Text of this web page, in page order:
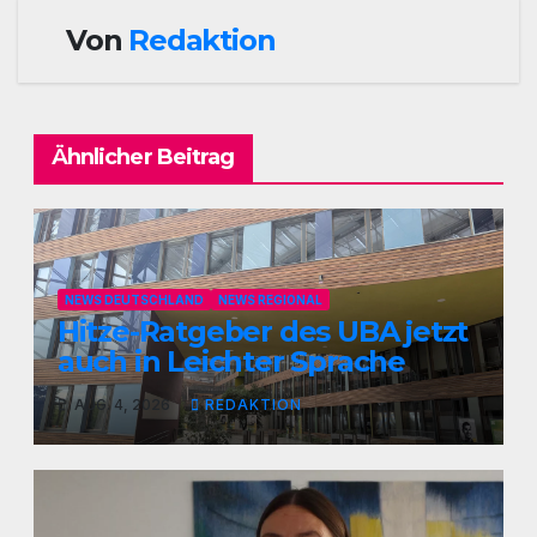
Von Redaktion
Ähnlicher Beitrag
NEWS DEUTSCHLAND NEWS REGIONAL
Hitze-Ratgeber des UBA jetzt
auch in Leichter Sprache
AUG. 4, 2026 REDAKTION